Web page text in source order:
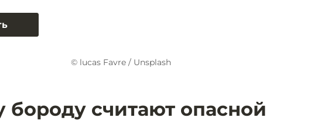
© lucas Favre / Unsplash
бороду считают опасной